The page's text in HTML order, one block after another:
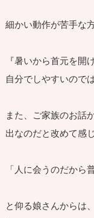
細かい動作が苦手な
『暑いから首元を開
自分でしやすいので
また、ご家族のお話
出なのだと改めて感
「人に会うのだから
と仰る娘さんからは